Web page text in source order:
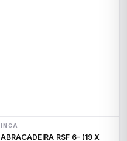
INCA
ABRACADEIRA RSF 6- (19 X